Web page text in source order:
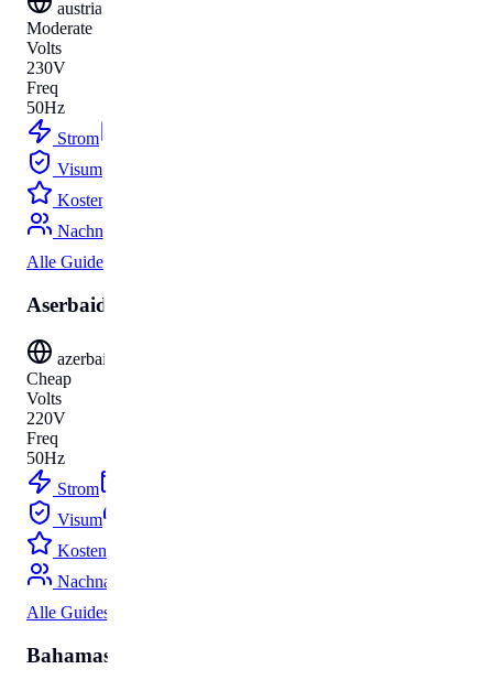
austria
Moderate
Volts
230V
Freq
50Hz
Strom
Visum
Kosten
Nachnamen
Alle Guides
Aserbaidschan
azerbaijan
Cheap
Volts
220V
Freq
50Hz
Strom
Visum
Kosten
Nachnamen
Alle Guides
Bahamas